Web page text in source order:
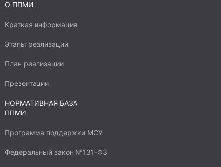
О ППМИ
Краткая информация
Этапы реализации
План реализации
Презентации
НОРМАТИВНАЯ БАЗА
ППМИ
Программа поддержки МСУ
Федеральный закон №131-ФЗ